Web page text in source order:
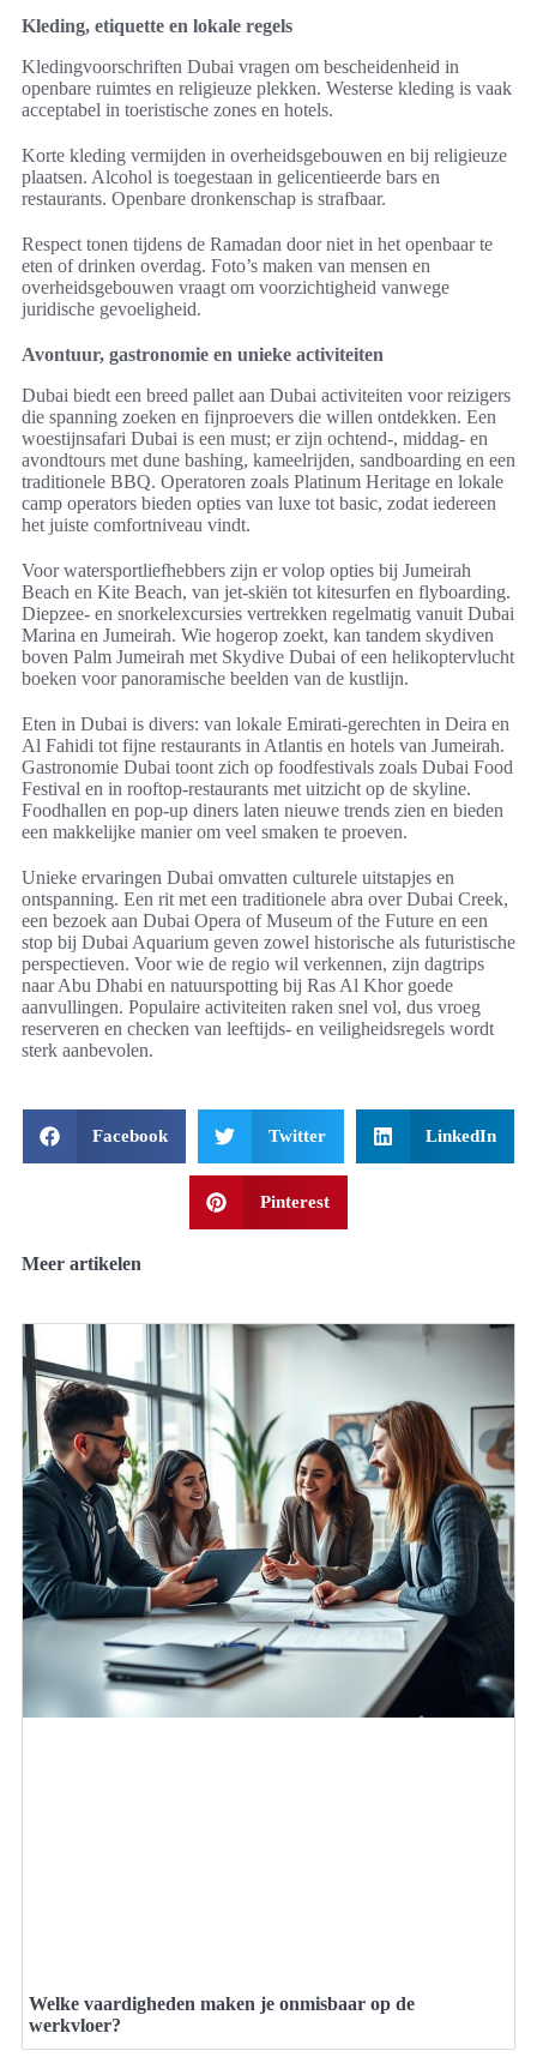
Kleding, etiquette en lokale regels
Kledingvoorschriften Dubai vragen om bescheidenheid in
openbare ruimtes en religieuze plekken. Westerse kleding is vaak
acceptabel in toeristische zones en hotels.
Korte kleding vermijden in overheidsgebouwen en bij religieuze
plaatsen. Alcohol is toegestaan in gelicentieerde bars en
restaurants. Openbare dronkenschap is strafbaar.
Respect tonen tijdens de Ramadan door niet in het openbaar te
eten of drinken overdag. Foto’s maken van mensen en
overheidsgebouwen vraagt om voorzichtigheid vanwege
juridische gevoeligheid.
Avontuur, gastronomie en unieke activiteiten
Dubai biedt een breed pallet aan Dubai activiteiten voor reizigers
die spanning zoeken en fijnproevers die willen ontdekken. Een
woestijnsafari Dubai is een must; er zijn ochtend-, middag- en
avondtours met dune bashing, kameelrijden, sandboarding en een
traditionele BBQ. Operatoren zoals Platinum Heritage en lokale
camp operators bieden opties van luxe tot basic, zodat iedereen
het juiste comfortniveau vindt.
Voor watersportliefhebbers zijn er volop opties bij Jumeirah
Beach en Kite Beach, van jet-skiën tot kitesurfen en flyboarding.
Diepzee- en snorkelexcursies vertrekken regelmatig vanuit Dubai
Marina en Jumeirah. Wie hogerop zoekt, kan tandem skydiven
boven Palm Jumeirah met Skydive Dubai of een helikoptervlucht
boeken voor panoramische beelden van de kustlijn.
Eten in Dubai is divers: van lokale Emirati-gerechten in Deira en
Al Fahidi tot fijne restaurants in Atlantis en hotels van Jumeirah.
Gastronomie Dubai toont zich op foodfestivals zoals Dubai Food
Festival en in rooftop-restaurants met uitzicht op de skyline.
Foodhallen en pop-up diners laten nieuwe trends zien en bieden
een makkelijke manier om veel smaken te proeven.
Unieke ervaringen Dubai omvatten culturele uitstapjes en
ontspanning. Een rit met een traditionele abra over Dubai Creek,
een bezoek aan Dubai Opera of Museum of the Future en een
stop bij Dubai Aquarium geven zowel historische als futuristische
perspectieven. Voor wie de regio wil verkennen, zijn dagtrips
naar Abu Dhabi en natuurspotting bij Ras Al Khor goede
aanvullingen. Populaire activiteiten raken snel vol, dus vroeg
reserveren en checken van leeftijds- en veiligheidsregels wordt
sterk aanbevolen.
Facebook Twitter LinkedIn
Pinterest
Meer artikelen
Welke vaardigheden maken je onmisbaar op de
werkvloer?